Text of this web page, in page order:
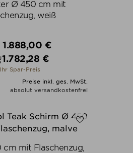
Ø 450 cm mit
weiß
1.888,00 €
Preis
1.782,28 €
Ihr Spar-Preis
Preise inkl. ges. MwSt.
absolut versandkostenfrei
mit Flaschenzug,